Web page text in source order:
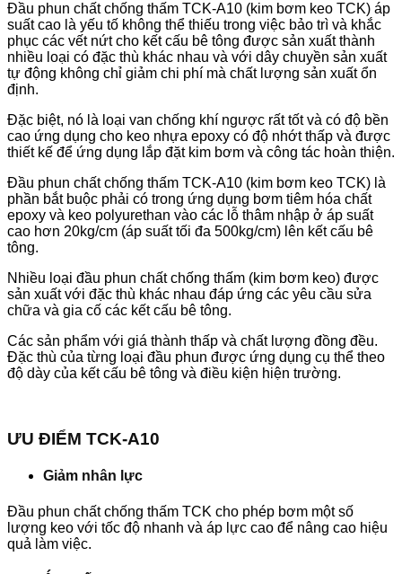
Đầu phun chất chống thấm TCK-A10 (kim bơm keo TCK) áp
suất cao là yếu tố không thể thiếu trong việc bảo trì và khắc
phục các vết nứt cho kết cấu bê tông được sản xuất thành
nhiều loại có đặc thù khác nhau và với dây chuyền sản xuất
tự động không chỉ giảm chi phí mà chất lượng sản xuất ổn
định.
Đặc biệt, nó là loại van chống khí ngược rất tốt và có độ bền
cao ứng dụng cho keo nhựa epoxy có độ nhớt thấp và được
thiết kế để ứng dụng lắp đặt kim bơm và công tác hoàn thiện.
Đầu phun chất chống thấm TCK-A10 (kim bơm keo TCK) là
phần bắt buộc phải có trong ứng dụng bơm tiêm hóa chất
epoxy và keo polyurethan vào các lỗ thâm nhập ở áp suất
cao hơn 20kg/cm (áp suất tối đa 500kg/cm) lên kết cấu bê
tông.
Nhiều loại đầu phun chất chống thấm (kim bơm keo) được
sản xuất với đặc thù khác nhau đáp ứng các yêu cầu sửa
chữa và gia cố các kết cấu bê tông.
Các sản phẩm với giá thành thấp và chất lượng đồng đều.
Đặc thù của từng loại đầu phun được ứng dụng cụ thể theo
độ dày của kết cấu bê tông và điều kiện hiện trường.
ƯU ĐIỂM TCK-A10
Giảm nhân lực
Đầu phun chất chống thấm TCK cho phép bơm một số
lượng keo với tốc độ nhanh và áp lực cao để nâng cao hiệu
quả làm việc.